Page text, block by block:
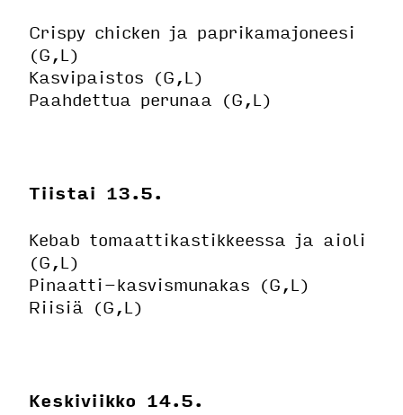
Crispy chicken ja paprikamajoneesi
(G,L)
Kasvipaistos (G,L)
Paahdettua perunaa (G,L)
Tiistai 13.5.
Kebab tomaattikastikkeessa ja aioli
(G,L)
Pinaatti-kasvismunakas (G,L)
Riisiä (G,L)
Keskiviikko 14.5.